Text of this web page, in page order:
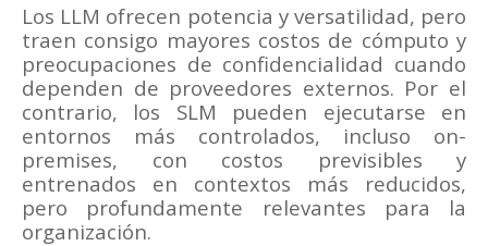
Los LLM ofrecen potencia y versatilidad, pero
traen consigo mayores costos de cómputo y
preocupaciones de confidencialidad cuando
dependen de proveedores externos. Por el
contrario, los SLM pueden ejecutarse en
entornos más controlados, incluso on-
premises, con costos previsibles y
entrenados en contextos más reducidos,
pero profundamente relevantes para la
organización.